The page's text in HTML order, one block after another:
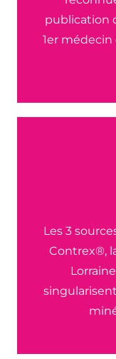
publication
1er médecin
Les 3
Contrex®,